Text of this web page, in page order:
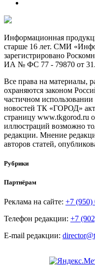
Информационная
старше 16 лет. СМИ
зарегистрировано
ИА № ФС 77 - 79870 от
Все права на материалы,
охраняются законом
частичном
новостей ТК «ГОРОД»
страницу www.tkgorod.ru
иллюстраций возможно
редакции. Мнение
авторов статей,
Рубрики
Партнёрам
Реклама на сайте: +7 (950)
Телефон редакции: +7
E-mail редакции: